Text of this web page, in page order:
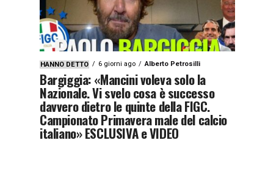
HANNO DETTO 6 giorni ago Alberto Petrosilli
Bargiggia: «Mancini voleva solo la
Nazionale. Vi svelo cosa è successo
davvero dietro le quinte della FIGC.
Campionato Primavera male del calcio
italiano» ESCLUSIVA e VIDEO